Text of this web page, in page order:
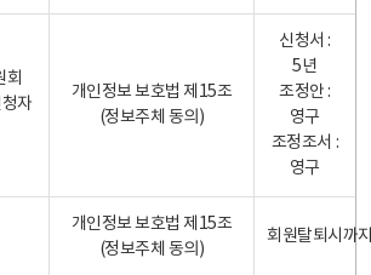
회
자
개인정보 보호법 제15조
(정보주체 동의)
신청서 :
5년
조정안 :
영구
조정조서 :
영구
개인정보 보호법 제15조
(정보주체 동의)
회원탈퇴시까